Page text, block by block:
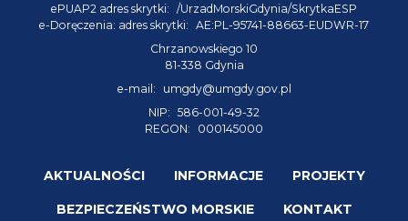
ePUAP2 adres skrytki: /UrzadMorskiGdynia/SkrytkaESP
e-Doręczenia: adres skrytki: AE:PL-95741-88663-EUDWR-17
Chrzanowskiego 10
81-338 Gdynia
e-mail:
umgdy@umgdy.gov.pl
NIP: 586-001-49-32
REGON:
000145000
AKTUALNOŚCI INFORMACJE PROJEKTY
BEZPIECZEŃSTWO MORSKIE KONTAKT